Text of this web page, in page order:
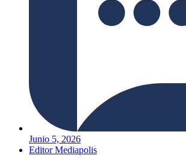
Junio 5, 2026
Editor Mediapolis